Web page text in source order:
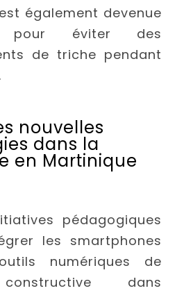
également devenue
pour éviter des
de triche pendant
nouvelles
dans la
en Martinique
pédagogiques
les smartphones
numériques de
dans